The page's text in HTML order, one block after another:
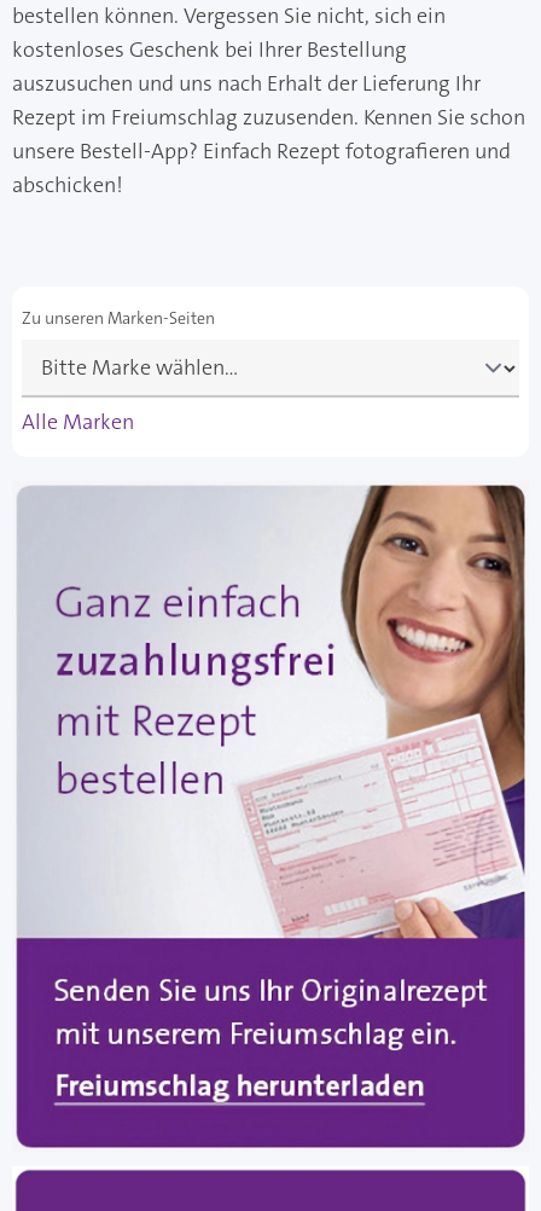
bestellen können. Vergessen Sie nicht, sich ein
kostenloses Geschenk bei Ihrer Bestellung
auszusuchen und uns nach Erhalt der Lieferung Ihr
Rezept im Freiumschlag zuzusenden. Kennen Sie schon
unsere Bestell-App? Einfach Rezept fotografieren und
abschicken!
Zu unseren Marken-Seiten
Alle Marken